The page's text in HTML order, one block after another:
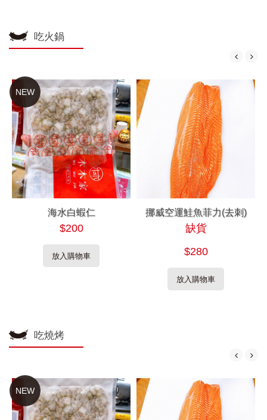
吃火鍋
NEW
海水白蝦仁
$200
放入購物車
挪威空運鮭魚菲力(去刺)
缺貨
$280
放入購物車
吃燒烤
NEW